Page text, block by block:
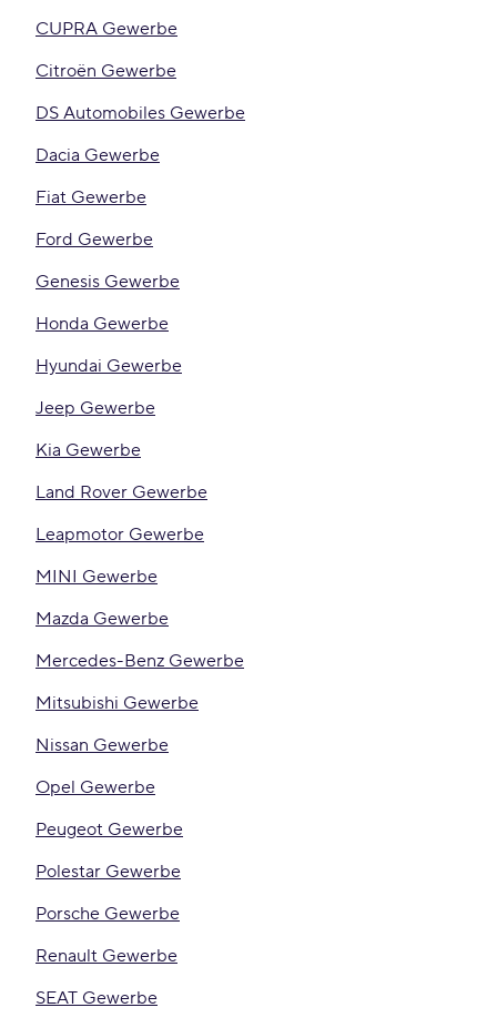
CUPRA Gewerbe
Citroën Gewerbe
DS Automobiles Gewerbe
Dacia Gewerbe
Fiat Gewerbe
Ford Gewerbe
Genesis Gewerbe
Honda Gewerbe
Hyundai Gewerbe
Jeep Gewerbe
Kia Gewerbe
Land Rover Gewerbe
Leapmotor Gewerbe
MINI Gewerbe
Mazda Gewerbe
Mercedes-Benz Gewerbe
Mitsubishi Gewerbe
Nissan Gewerbe
Opel Gewerbe
Peugeot Gewerbe
Polestar Gewerbe
Porsche Gewerbe
Renault Gewerbe
SEAT Gewerbe